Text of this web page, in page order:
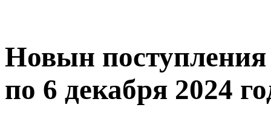
Новын
по 6 декабря 2024